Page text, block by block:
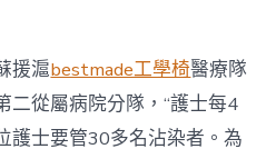
援滬bestmade工學椅醫療隊
二從屬病院分隊，“護士每4
護士要管30多名沾染者。為